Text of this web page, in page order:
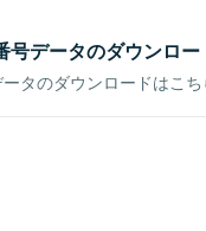
号データのダウンロー
タのダウンロードはこ